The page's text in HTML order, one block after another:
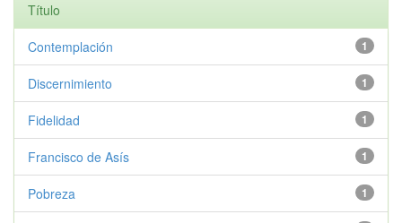
Título
1
Contemplación
1
Discernimiento
1
Fidelidad
1
Francisco de Asís
1
Pobreza